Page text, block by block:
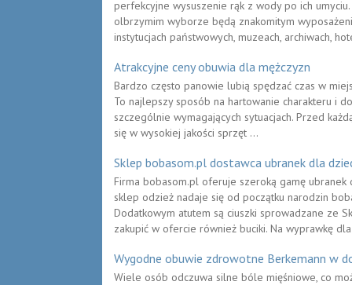
perfekcyjne wysuszenie rąk z wody po ich
olbrzymim wyborze będą znakomitym
instytucjach państwowych, muzeach, archiwach,
Atrakcyjne ceny obuwia dla mężczyzn
Bardzo często panowie lubią spędzać czas w
To najlepszy sposób na hartowanie charakteru i
szczególnie wymagających sytuacjach. Przed
się w wysokiej jakości sprzęt ...
Sklep bobasom.pl dostawca ubranek dla
Firma bobasom.pl oferuje szeroką gamę
sklep odzież nadaje się od początku narodzin
Dodatkowym atutem są ciuszki sprowadzane ze
zakupić w ofercie również buciki. Na wyprawkę
Wygodne obuwie zdrowotne Berkemann w
Wiele osób odczuwa silne bóle mięśniowe, co